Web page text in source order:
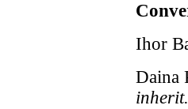
Ihor
Daina